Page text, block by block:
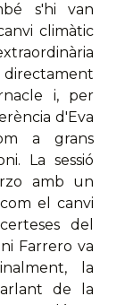
s'hi van
climàtic
i, per
d'Eva
a grans
La sessió
amb un
el canvi
del
Farrero va
la
de la